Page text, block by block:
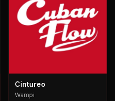
Cintureo
Wampi